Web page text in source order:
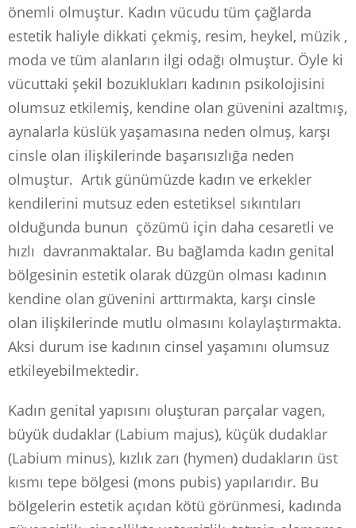
önemli olmuştur. Kadın vücudu tüm çağlarda
estetik haliyle dikkati çekmiş, resim, heykel, müzik ,
moda ve tüm alanların ilgi odağı olmuştur. Öyle ki
vücuttaki şekil bozuklukları kadının psikolojisini
olumsuz etkilemiş, kendine olan güvenini azaltmış,
aynalarla küslük yaşamasına neden olmuş, karşı
cinsle olan ilişkilerinde başarısızlığa neden
olmuştur. Artık günümüzde kadın ve erkekler
kendilerini mutsuz eden estetiksel sıkıntıları
olduğunda bunun çözümü için daha cesaretli ve
hızlı davranmaktalar. Bu bağlamda kadın genital
bölgesinin estetik olarak düzgün olması kadının
kendine olan güvenini arttırmakta, karşı cinsle
olan ilişkilerinde mutlu olmasını kolaylaştırmakta.
Aksi durum ise kadının cinsel yaşamını olumsuz
etkileyebilmektedir.
Kadın genital yapısını oluşturan parçalar vagen,
büyük dudaklar (Labium majus), küçük dudaklar
(Labium minus), kızlık zarı (hymen) dudakların üst
kısmı tepe bölgesi (mons pubis) yapılarıdır. Bu
bölgelerin estetik açıdan kötü görünmesi, kadında